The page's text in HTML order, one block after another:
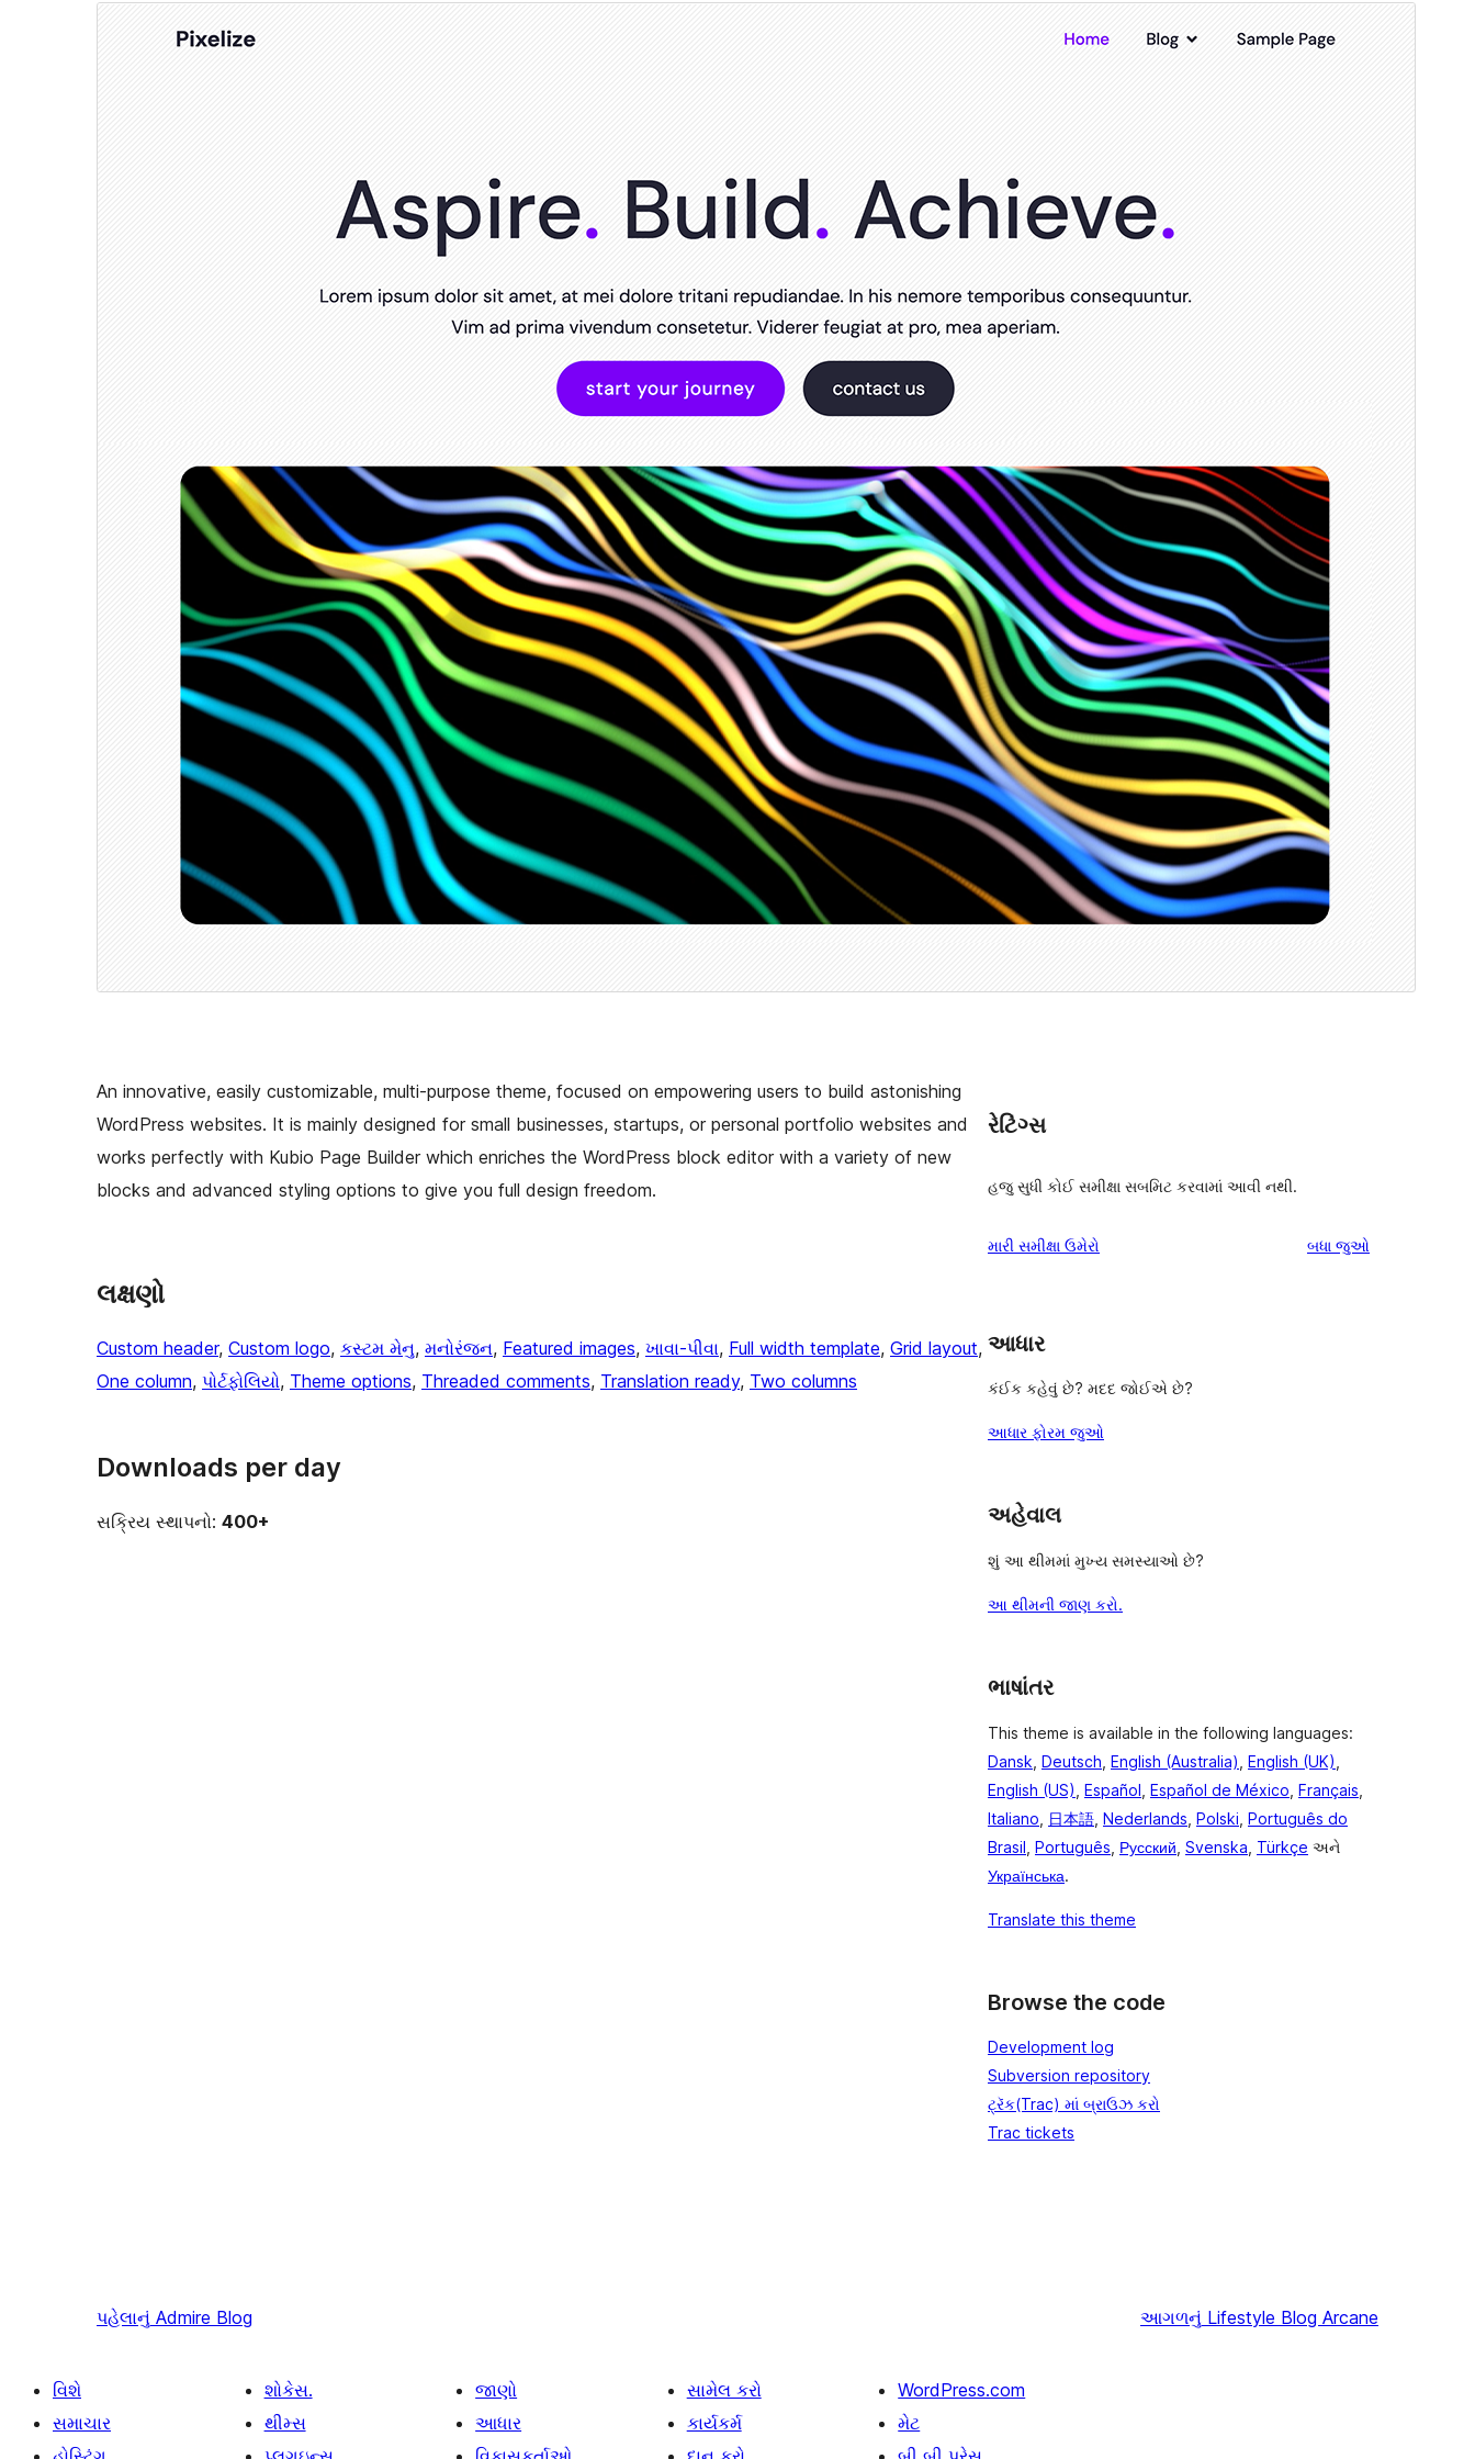
An innovative, easily customizable, multi-purpose theme, focused on empowering users to build astonishing
WordPress websites. It is mainly designed for small businesses, startups, or personal portfolio websites and
works perfectly with Kubio Page Builder which enriches the WordPress block editor with a variety of new
blocks and advanced styling options to give you full design freedom.
લક્ષણો
Custom header, Custom logo, કસ્ટમ મેનુ, મનોરંજન, Featured images, ખાવા-પીવા, Full width template, Grid layout
One column, પોર્ટફોલિયો, Theme options, Threaded comments, Translation ready, Two columns
Downloads per day
સક્રિય સ્થાપનો: 400+
રેટિંગ્સ
હજુ સુધી કોઈ સમીક્ષા સબમિટ કરવામાં આવી નથી.
મારી સમીક્ષા ઉમેરો બધા સમીક્ષાઓ
જુઓ
આધાર
કંઈક કહેવું છે? મદદ જોઈએ છે?
આધાર ફોરમ જુઓ
અહેવાલ
શું આ થીમમાં મુખ્ય સમસ્યાઓ છે?
આ થીમની જાણ કરો.
ભાષાંતર
This theme is available in the following languages:
Dansk Deutsch English (Australia) English (UK)
English (US) Español Español de México Français
Italiano
日本語 Nederlands Polski Português do
Brasil Português Русский Svenska Türkçe અને
Українська.
Translate this theme
Browse the code
Development log
Subversion repository
ટ્રૅક(Trac) માં બ્રાઉઝ કરો
Trac tickets
પહેલાનું Admire Blog આગળનું Lifestyle Blog Arcane
વિશે
સમાચાર
શોકેસ.
થીમ્સ
જાણો
આધાર
સામેલ કરો
કાર્યકર્મ
WordPress.com
મેટ